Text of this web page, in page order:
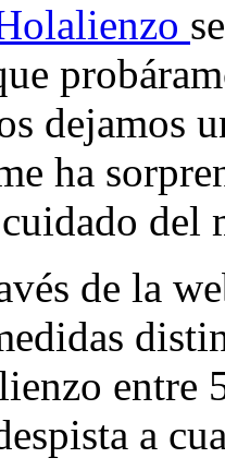
dejamos
ha
del
de la
entre
a